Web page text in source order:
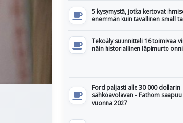
5 kysymystä, jotka kertovat
enemmän kuin tavallinen small
Tekoäly suunnitteli 16 toimivaa
näin historiallinen läpimurto
Ford paljasti alle 30 000 dollarin
sähköavolavan – Fathom saapuu
vuonna 2027